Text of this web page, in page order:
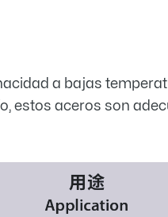
a bajas
estos aceros son